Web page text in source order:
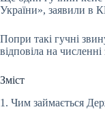
України», заявили в
Попри такі гучні
відповіла на
Зміст
1. Чим займається